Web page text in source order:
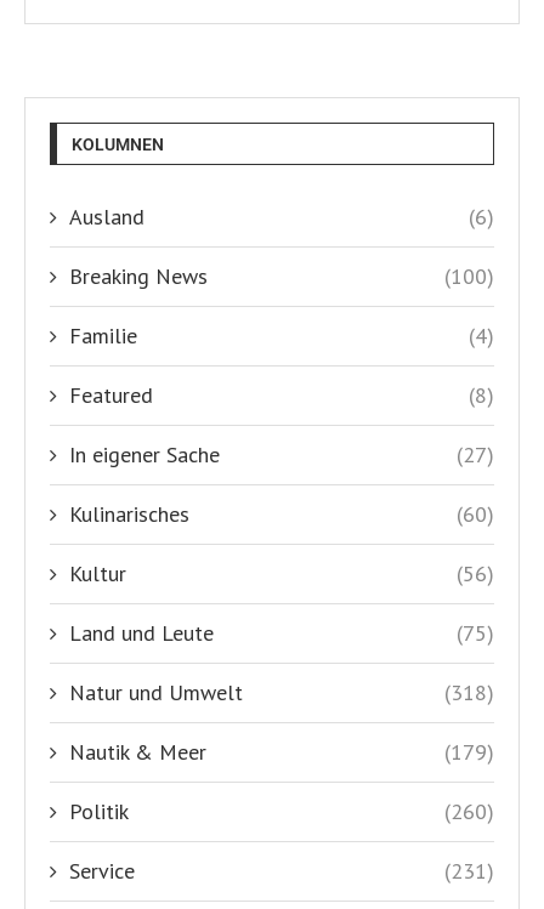
KOLUMNEN
Ausland (6)
Breaking News (100)
Familie (4)
Featured (8)
In eigener Sache (27)
Kulinarisches (60)
Kultur (56)
Land und Leute (75)
Natur und Umwelt (318)
Nautik & Meer (179)
Politik (260)
Service (231)